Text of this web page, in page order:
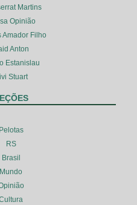
Martins
Opinião
Amador Filho
Anton
Estanislau
Stuart
Pelotas
RS
Brasil
Mundo